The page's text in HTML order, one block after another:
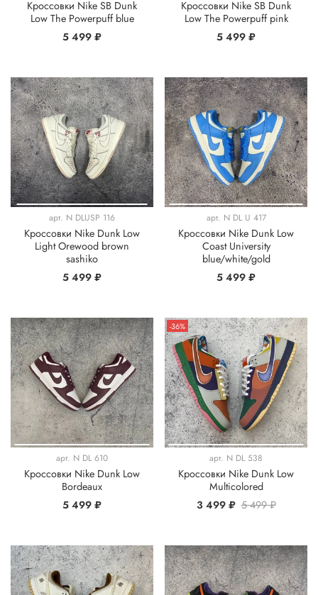
Кроссовки Nike SB Dunk
Low The Powerpuff blue
5 499 ₽
Кроссовки Nike SB Dunk
Low The Powerpuff pink
5 499 ₽
арт. N DLUSP 116
Кроссовки Nike Dunk Low
Light Orewood brown
sashiko
5 499 ₽
арт. N DL U 417
Кроссовки Nike Dunk Low
Coast University
blue/white/gold
5 499 ₽
арт. N DL 610
Кроссовки Nike Dunk Low
Bordeaux
5 499 ₽
-36%
арт. N DL 538
Кроссовки Nike Dunk Low
Multicolored
3 499 ₽ 5 499 ₽